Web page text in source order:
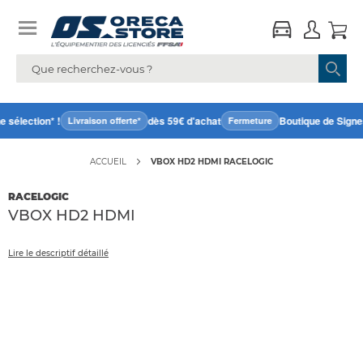
! Livraison offerte* dès 59€ d'achat Fermeture Boutique de
ACCUEIL VBOX HD2 HDMI RACELOGIC
RACELOGIC
VBOX HD2 HDMI
Lire le descriptif détaillé